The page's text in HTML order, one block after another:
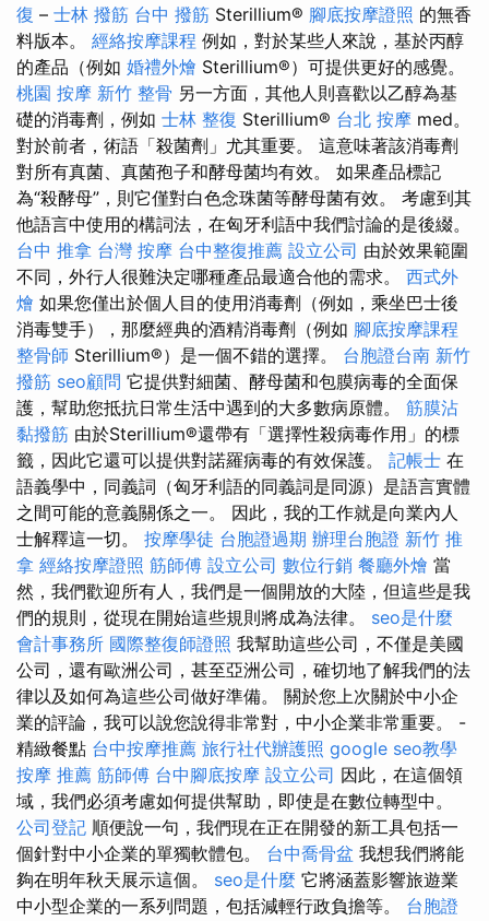
復 – 士林 撥筋 台中 撥筋 Sterillium® 腳底按摩證照 的無香
料版本。 經絡按摩課程 例如，對於某些人來說，基於丙醇
的產品（例如 婚禮外燴 Sterillium®）可提供更好的感覺。
桃園 按摩 新竹 整骨 另一方面，其他人則喜歡以乙醇為基
礎的消毒劑，例如 士林 整復 Sterillium® 台北 按摩 med。
對於前者，術語「殺菌劑」尤其重要。 這意味著該消毒劑
對所有真菌、真菌孢子和酵母菌均有效。 如果產品標記
為“殺酵母”，則它僅對白色念珠菌等酵母菌有效。 考慮到其
他語言中使用的構詞法，在匈牙利語中我們討論的是後綴。
台中 推拿 台灣 按摩 台中整復推薦 設立公司 由於效果範圍
不同，外行人很難決定哪種產品最適合他的需求。 西式外
燴 如果您僅出於個人目的使用消毒劑（例如，乘坐巴士後
消毒雙手），那麼經典的酒精消毒劑（例如 腳底按摩課程
整骨師 Sterillium®）是一個不錯的選擇。 台胞證台南 新竹
撥筋 seo顧問 它提供對細菌、酵母菌和包膜病毒的全面保
護，幫助您抵抗日常生活中遇到的大多數病原體。 筋膜沾
黏撥筋 由於Sterillium®還帶有「選擇性殺病毒作用」的標
籤，因此它還可以提供對諾羅病毒的有效保護。 記帳士 在
語義學中，同義詞（匈牙利語的同義詞是同源）是語言實體
之間可能的意義關係之一。 因此，我的工作就是向業內人
士解釋這一切。 按摩學徒 台胞證過期 辦理台胞證 新竹 推
拿 經絡按摩證照 筋師傅 設立公司 數位行銷 餐廳外燴 當
然，我們歡迎所有人，我們是一個開放的大陸，但這些是我
們的規則，從現在開始這些規則將成為法律。 seo是什麼
會計事務所 國際整復師證照 我幫助這些公司，不僅是美國
公司，還有歐洲公司，甚至亞洲公司，確切地了解我們的法
律以及如何為這些公司做好準備。 關於您上次關於中小企
業的評論，我可以說您說得非常對，中小企業非常重要。 -
精緻餐點 台中按摩推薦 旅行社代辦護照 google seo教學
按摩 推薦 筋師傅 台中腳底按摩 設立公司 因此，在這個領
域，我們必須考慮如何提供幫助，即使是在數位轉型中。
公司登記 順便說一句，我們現在正在開發的新工具包括一
個針對中小企業的單獨軟體包。 台中喬骨盆 我想我們將能
夠在明年秋天展示這個。 seo是什麼 它將涵蓋影響旅遊業
中小型企業的一系列問題，包括減輕行政負擔等。 台胞證